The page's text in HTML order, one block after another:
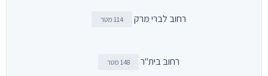
רחוב לברי מרק 114 מטר
רחוב בית"ר 148 מטר